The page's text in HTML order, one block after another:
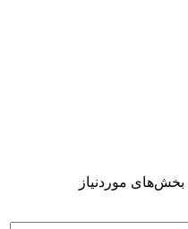
بخش‌های موردنیاز